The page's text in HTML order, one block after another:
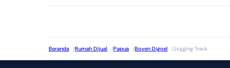
Beranda /Rumah Dijual /Papua /Boven Digoel /Jogging Track